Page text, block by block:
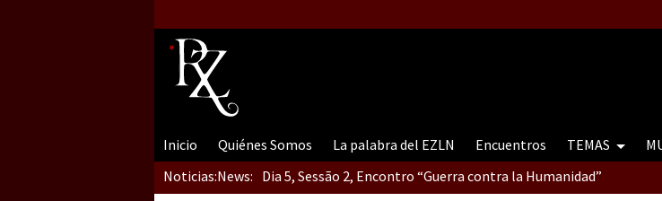
Inicio Quiénes Somos La palabra del EZLN Encuentros TEMAS
Noticias:News: Dia 5, Sessão 2, Encontro “Guerra contra la Humanidad”